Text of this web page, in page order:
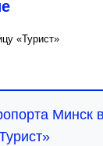
«Турист»
Минск в